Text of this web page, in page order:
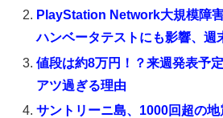
PlayStation Network大規模障
ハンベータテストにも影響、週
値段は約8万円！？来週発表予
アツ過ぎる理由
サントリーニ島、1000回超の地